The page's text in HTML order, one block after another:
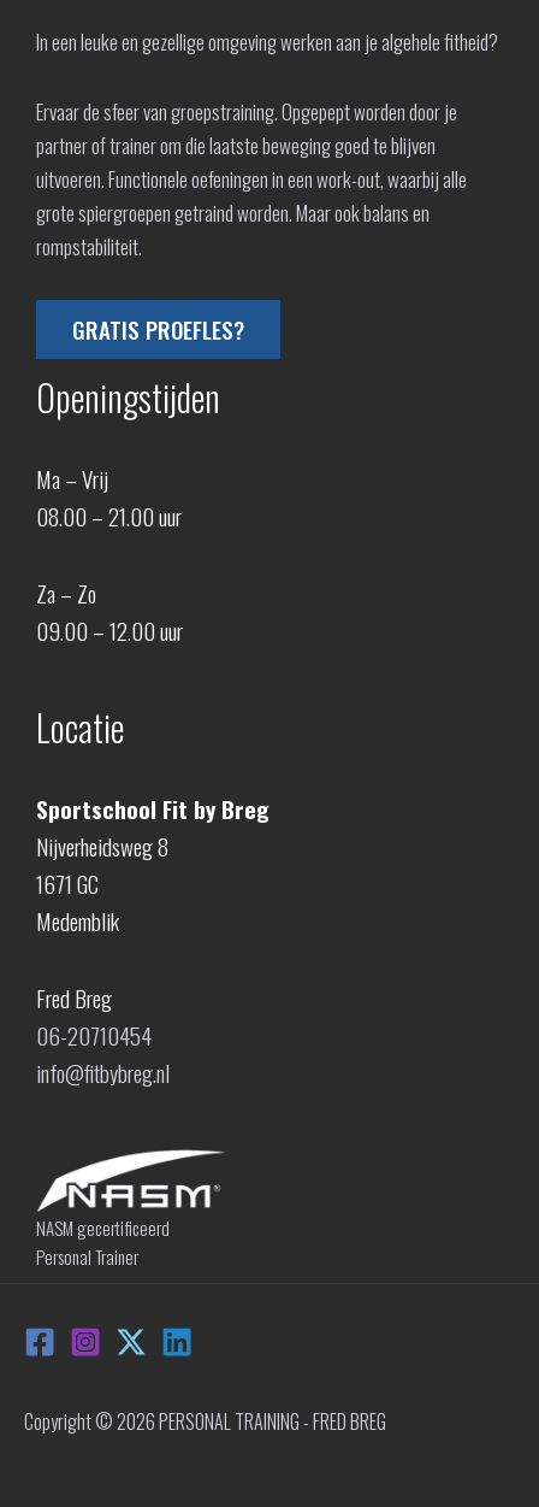
In een leuke en gezellige omgeving werken aan je algehele fitheid?
Ervaar de sfeer van groepstraining. Opgepept worden door je
partner of trainer om die laatste beweging goed te blijven
uitvoeren. Functionele oefeningen in een work-out, waarbij alle
grote spiergroepen getraind worden. Maar ook balans en
rompstabiliteit.
GRATIS PROEFLES?
Openingstijden
Ma – Vrij
08.00 – 21.00 uur
Za – Zo
09.00 – 12.00 uur
Locatie
Sportschool Fit by Breg
Nijverheidsweg 8
1671 GC
Medemblik
Fred Breg
06-20710454
info@fitbybreg.nl
NASM gecertificeerd
Personal Trainer
Copyright © 2026 PERSONAL TRAINING - FRED BREG